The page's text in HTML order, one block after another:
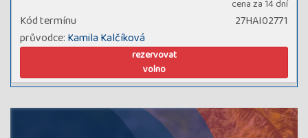
průvodce: Kamila Kalčíková
Kód termínu 27HAI02771
cena za 14 dní
rezervovat
volno